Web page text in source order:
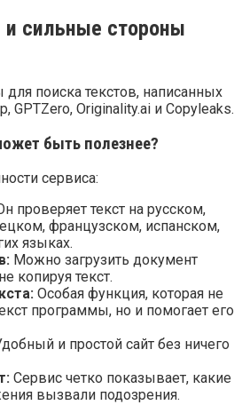
сильные стороны
для поиска текстов, написанных
GPTZero, Originality.ai и Copyleaks.
быть полезнее?
сервиса:
проверяет текст на русском,
французском, испанском,
языках.
Можно загрузить документ
копируя текст.
Особая функция, которая не
программы, но и помогает его
и простой сайт без ничего
Сервис четко показывает, какие
вызвали подозрения.